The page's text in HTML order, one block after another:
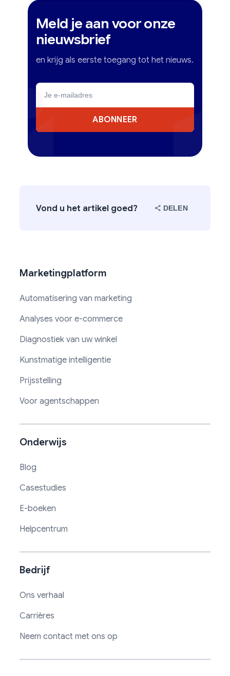
Meld je aan voor onze
nieuwsbrief
en krijg als eerste toegang tot het nieuws.
ABONNEER
Vond u het artikel goed? DELEN
Marketingplatform
Automatisering van marketing
Analyses voor e-commerce
Diagnostiek van uw winkel
Kunstmatige intelligentie
Prijsstelling
Voor agentschappen
Onderwijs
Blog
Casestudies
E-boeken
Helpcentrum
Bedrijf
Ons verhaal
Carrières
Neem contact met ons op